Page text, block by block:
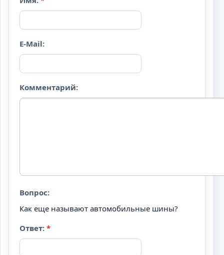
E-Mail:
Комментарий:
Вопрос:
Как еще называют автомобильные шины?
Ответ: *